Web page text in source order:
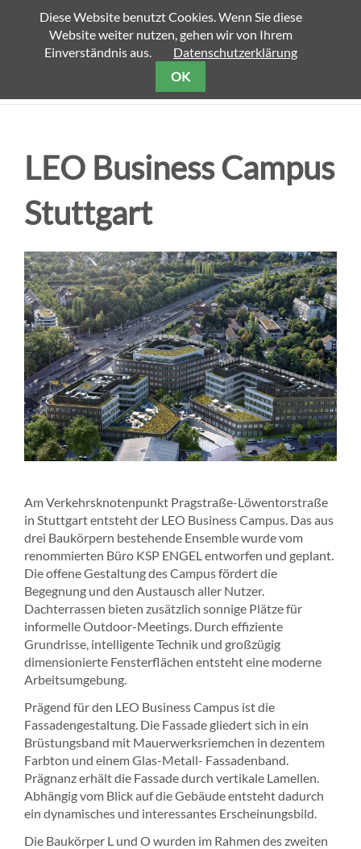
LEO Business Campus
Stuttgart
Am Verkehrsknotenpunkt Pragstraße-Löwentorstraße
in Stuttgart entsteht der LEO Business Campus. Das aus
drei Baukörpern bestehende Ensemble wurde vom
renommierten Büro KSP ENGEL entworfen und geplant.
Die offene Gestaltung des Campus fördert die
Begegnung und den Austausch aller Nutzer.
Dachterrassen bieten zusätzlich sonnige Plätze für
informelle Outdoor-Meetings. Durch effiziente
Grundrisse, intelligente Technik und großzügig
dimensionierte Fensterflächen entsteht eine moderne
Arbeitsumgebung.
Prägend für den LEO Business Campus ist die
Fassadengestaltung. Die Fassade gliedert sich in ein
Brüstungsband mit Mauerwerksriemchen in dezentem
Farbton und einem Glas-Metall- Fassadenband.
Prägnanz erhält die Fassade durch vertikale Lamellen.
Abhängig vom Blick auf die Gebäude entsteht dadurch
ein dynamisches und interessantes Erscheinungsbild.
Die Baukörper L und O wurden im Rahmen des zweiten
Diese Website benutzt Cookies. Wenn Sie diese
Website weiter nutzen, gehen wir von Ihrem
Einverständnis aus.
Datenschutzerklärung
OK